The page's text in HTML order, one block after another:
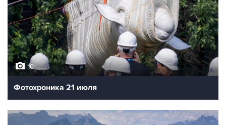
10
Фотохроника 21 июля